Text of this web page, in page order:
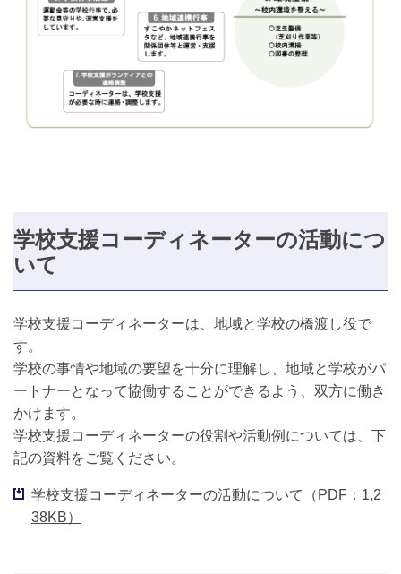
学校支援コーディネーターの活動につ
いて
学校支援コーディネーターは、地域と学校の橋渡し役で
す。
学校の事情や地域の要望を十分に理解し、地域と学校がパ
ートナーとなって協働することができるよう、双方に働き
かけます。
学校支援コーディネーターの役割や活動例については、下
記の資料をご覧ください。
学校支援コーディネーターの活動について（PDF：1,2
38KB）